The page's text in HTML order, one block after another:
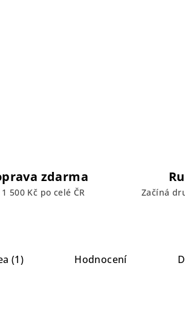
zdarma
500 Kč po celé ČR Začíná
(1) Hodnocení